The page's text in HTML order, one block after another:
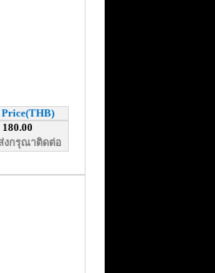
180.00
งกรุณาติดต่อ